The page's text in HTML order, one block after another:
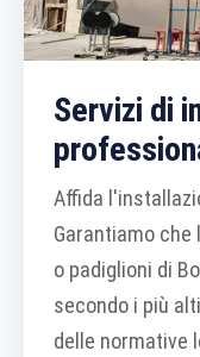
Servizi di
Affida
Garantiamo
o padiglioni di
secondo i più
delle normative